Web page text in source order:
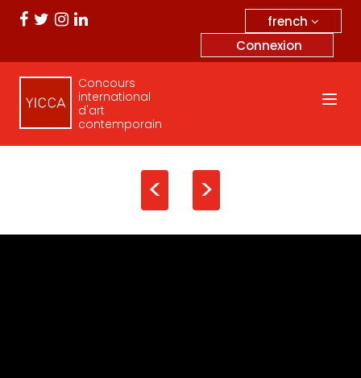
french
Connexion
Concours
international
d'art
contemporain
< >